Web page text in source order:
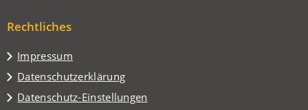
Tab)
neuen
Rechtliches
Impressum
Datenschutzerklärung
Datenschutz-Einstellungen